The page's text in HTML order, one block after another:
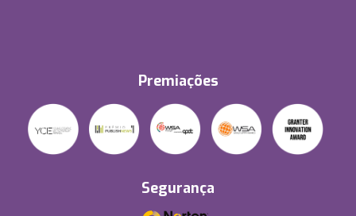
Premiações
Segurança